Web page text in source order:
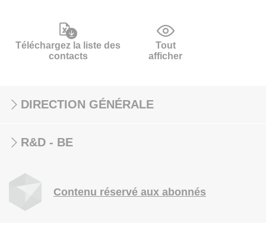
Téléchargez la liste des
contacts
Tout
afficher
DIRECTION GÉNÉRALE
R&D - BE
Contenu réservé aux abonnés